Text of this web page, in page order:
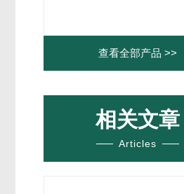
查看全部产品 >>
相关文章
Articles